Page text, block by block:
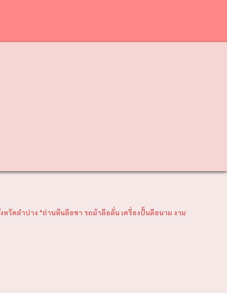
านหินลือชา รถม้าลือลั่น เครื่องปั้นลือนาม งามพระธาตุลือไกล ฝึกช้างใ